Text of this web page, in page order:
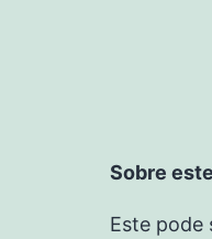
Sobre
Este pode